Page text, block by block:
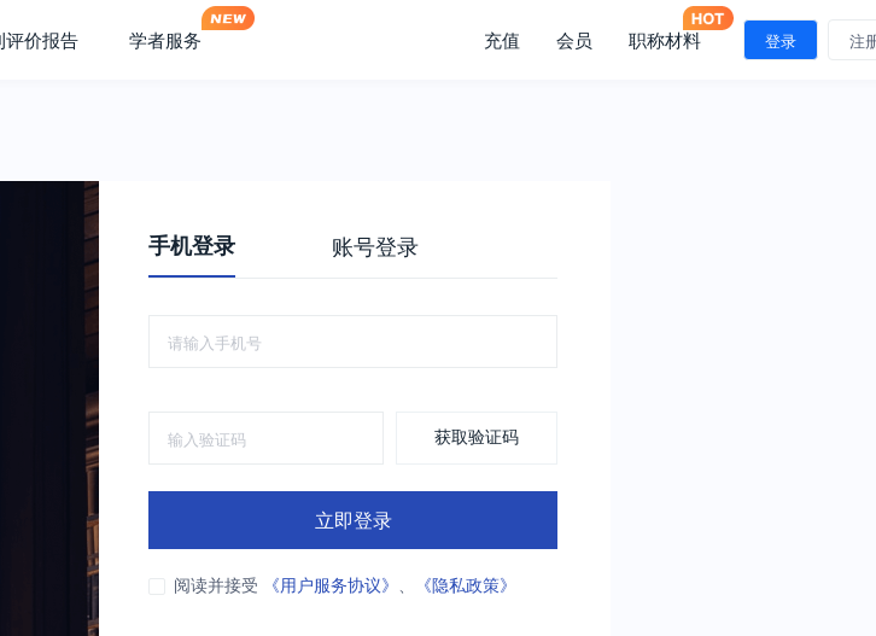
评价报告 学者服务 充值 会员 职称材料 登录 注
手机登录 账号登录
获取验证码
立即登录
阅读并接受 《用户服务协议》 、 《隐私政策》